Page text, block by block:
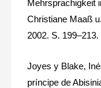
Mehrsprachigkeit
Christiane Maaß
2002. S. 199–213.
Joyes y Blake,
príncipe de